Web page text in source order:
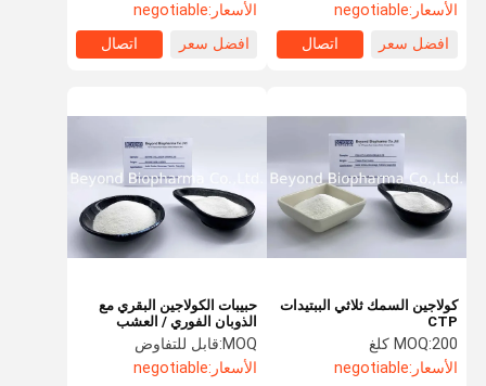
الأسعار:negotiable
افضل سعر
اتصال
الأسعار:negotiable
افضل سعر
اتصال
حبيبات الكولاجين البقري مع
الذوبان الفوري / العشب
الفدرالي حبيبات الكولاجين
البقري
MOQ: قابل للتفاوض
الأسعار:negotiable
كولاجين السمك ثلاثي الببتيدات
CTP
MOQ:200 كلغ
الأسعار:negotiable